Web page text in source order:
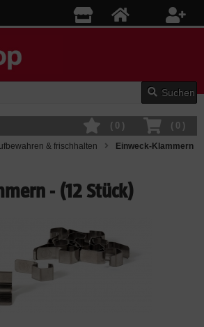
Suchen
( 0 )
( 0 )
& frischhalten
Einweck-Klammern
- (12 Stück)